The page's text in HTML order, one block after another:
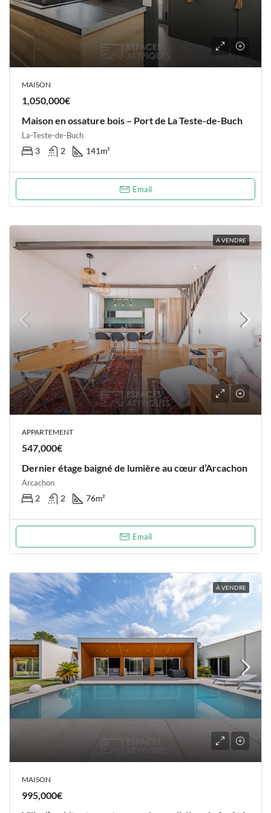
MAISON
1,050,000€
Maison en ossature bois – Port de La Teste-de-Buch
La-Teste-de-Buch
3 2 141m²
Email
À VENDRE
APPARTEMENT
547,000€
Dernier étage baigné de lumière au cœur d’Arcachon
Arcachon
2 2 76m²
Email
À VENDRE
MAISON
995,000€